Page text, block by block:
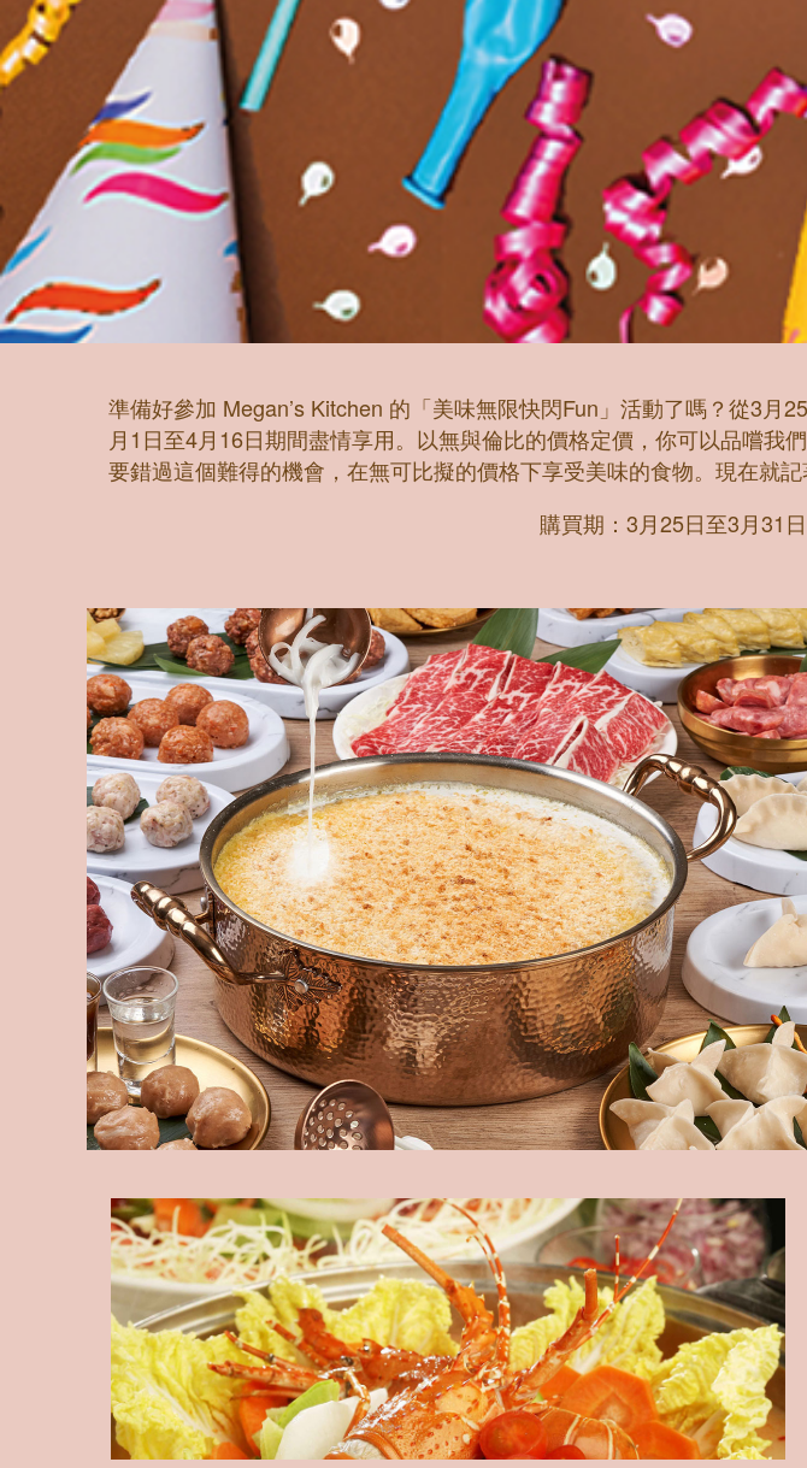
準備好參加 Megan’s Kitchen 的「美味無限快閃Fun」活動了嗎？從3
月1日至4月16日期間盡情享用。以無與倫比的價格定價，你可以品嚐
要錯過這個難得的機會，在無可比擬的價格下享受美味的食物。現在就
購買期：3月25日至3月31